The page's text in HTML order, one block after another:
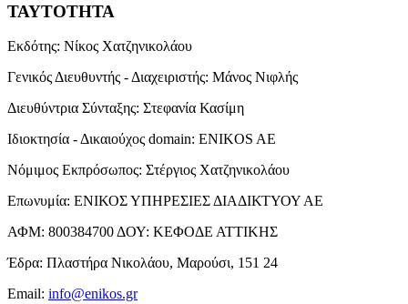
ΤΑΥΤΟΤΗΤΑ
Εκδότης: Νίκος Χατζηνικολάου
Γενικός Διευθυντής - Διαχειριστής: Μάνος Νιφλής
Διευθύντρια Σύνταξης: Στεφανία Κασίμη
Ιδιοκτησία - Δικαιούχος domain: ENIKOS AE
Νόμιμος Εκπρόσωπος: Στέργιος Χατζηνικολάου
Επωνυμία: ΕΝΙΚΟΣ ΥΠΗΡΕΣΙΕΣ ΔΙΑΔΙΚΤΥΟΥ ΑΕ
ΑΦΜ: 800384700 ΔΟΥ: ΚΕΦΟΔΕ ΑΤΤΙΚΗΣ
Έδρα: Πλαστήρα Νικολάου, Μαρούσι, 151 24
Email: info@enikos.gr